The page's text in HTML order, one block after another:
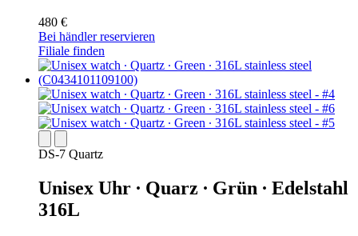
480 €
Bei händler reservieren
Filiale finden
DS-7 Quartz
Unisex Uhr ∙ Quarz ∙ Grün ∙ Edelstahl
316L